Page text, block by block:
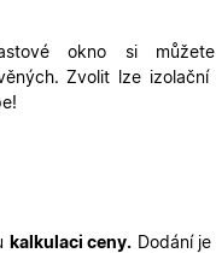
okno si
Zvolit lze izolační
kalkulaci ceny. Dodání
slouží k zobrazení
uživatelský zážitek.
se používá k rozlišení mezi
aby bylo možné podávat